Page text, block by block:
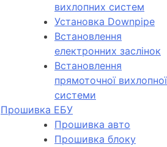
вихлопних систем
Установка Downpipe
Встановлення
електронних заслінок
Встановлення
прямоточної вихлопної
системи
Прошивка ЕБУ
Прошивка авто
Прошивка блоку